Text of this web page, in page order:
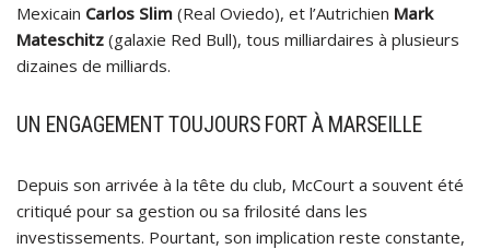
Mexicain Carlos Slim (Real Oviedo), et l’Autrichien Mark
Mateschitz (galaxie Red Bull), tous milliardaires à plusieurs
dizaines de milliards.
UN ENGAGEMENT TOUJOURS FORT À MARSEILLE
Depuis son arrivée à la tête du club, McCourt a souvent été
critiqué pour sa gestion ou sa frilosité dans les
investissements. Pourtant, son implication reste constante,